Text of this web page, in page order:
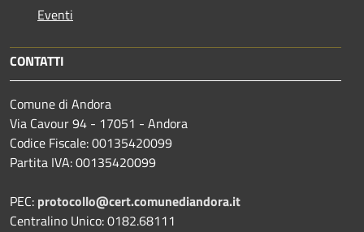
Eventi
CONTATTI
Comune di Andora
Via Cavour 94 - 17051 - Andora
Codice Fiscale: 00135420099
Partita IVA: 00135420099
PEC: protocollo@cert.comunediandora.it
Centralino Unico: 0182.68111